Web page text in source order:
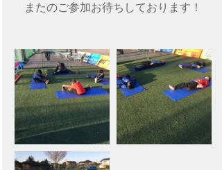
またのご参加お待ちしております！